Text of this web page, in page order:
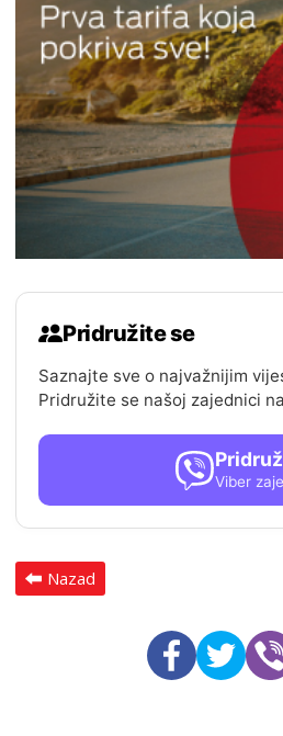
Pridružite se
Saznajte sve o najvažnijim
Pridružite se našoj zajednici
Viber
Nazad